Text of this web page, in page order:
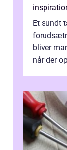
Et sundt
bliver
når der